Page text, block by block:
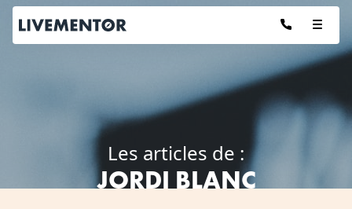
Aller
contenu
Les articles de :
JORDI BLANC